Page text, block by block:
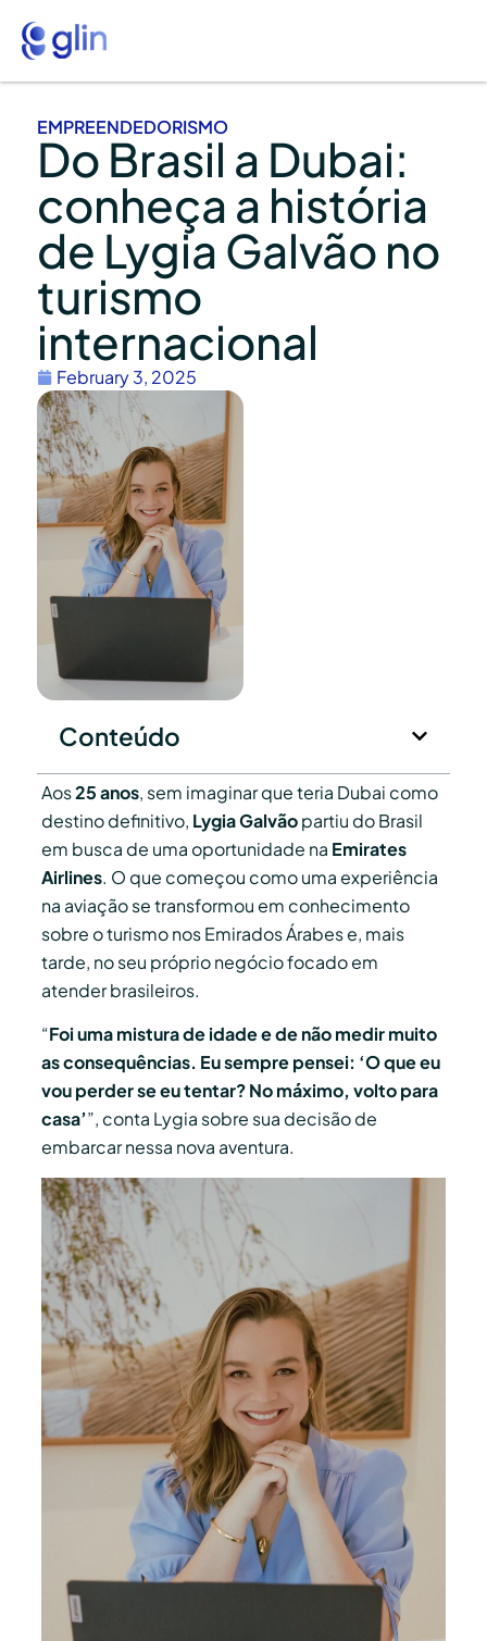
EMPREENDEDORISMO
Do Brasil a Dubai:
conheça a história
de Lygia Galvão no
turismo
internacional
February 3, 2025
Conteúdo
Aos25 anos, sem imaginar que teria Dubai como
destino definitivo, Lygia Galvãopartiu do Brasil
em busca de uma oportunidade na Emirates
Airlines. O que começou como uma experiência
na aviação se transformou em conhecimento
sobre o turismo nos Emirados Árabes e, mais
tarde, no seu próprio negócio focado em
atender brasileiros.
“Foi uma mistura de idade e de não medir muito
as consequências. Eu sempre pensei: ‘O que eu
vou perder se eu tentar? No máximo, volto para
casa’”, conta Lygia sobre sua decisão de
embarcar nessa nova aventura.